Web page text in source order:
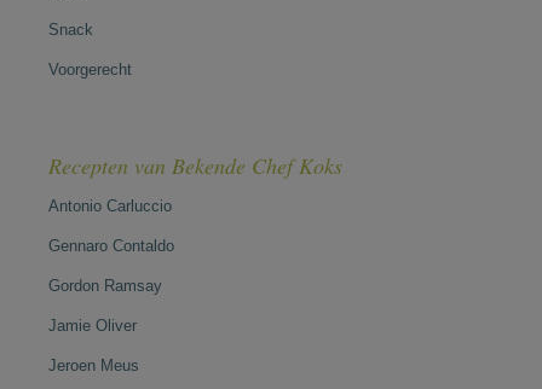
Snack
Voorgerecht
Recepten van Bekende Chef Koks
Antonio Carluccio
Gennaro Contaldo
Gordon Ramsay
Jamie Oliver
Jeroen Meus